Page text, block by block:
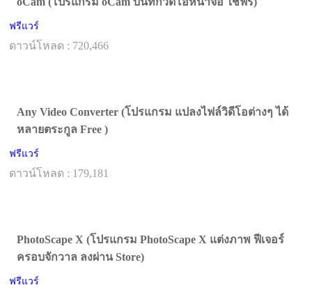
ฟรีแวร์
ดาวน์โหลด : 720,466
Any Video Converter (โปรแกรม แปลงไฟล์วิดีโอต่างๆ ได้
หลายตระกูล Free )
ฟรีแวร์
ดาวน์โหลด : 179,181
PhotoScape X (โปรแกรม PhotoScape X แต่งภาพ ฟีเจอร์
ครอบจักวาล ลงผ่าน Store)
ฟรีแวร์